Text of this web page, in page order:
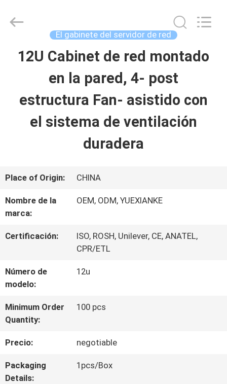
HOGAR
PRODUCTOS
VIDEOS
LA
FÁBRICA
CONTROL
DE
CALIDAD
Cable
Industry
El gabinete del servidor de red
12U Cabinet de red montado
en la pared, 4- post
estructura Fan- asistido con
el sistema de ventilación
duradera
Place of Origin: CHINA
Nombre de la
marca:
OEM, ODM, YUEXIANKE
Certificación:
ISO, ROSH, Unilever, CE, ANATEL,
CPR/ETL
Número de
modelo:
12u
Minimum Order
Quantity:
100 pcs
Precio: negotiable
Packaging
Details:
1pcs/Box